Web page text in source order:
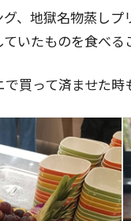
、地獄名物蒸し
いたものを食べる
買って済ませた時